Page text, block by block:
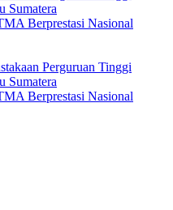
Sumatera
Berprestasi Nasional
Perguruan Tinggi
Sumatera
Berprestasi Nasional